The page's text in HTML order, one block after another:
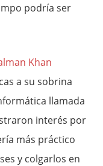
podría ser
Khan
a su sobrina
llamada
interés por
más práctico
y colgarlos en